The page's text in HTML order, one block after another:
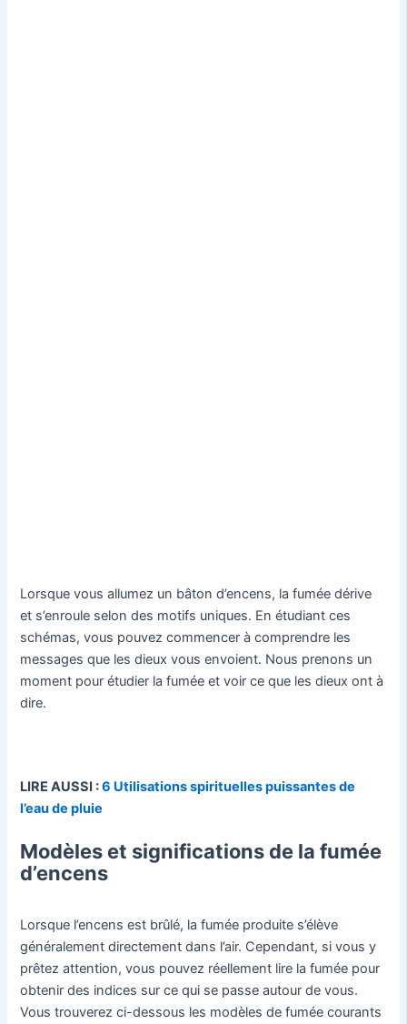
Lorsque vous allumez un bâton d’encens, la fumée dérive
et s’enroule selon des motifs uniques. En étudiant ces
schémas, vous pouvez commencer à comprendre les
messages que les dieux vous envoient. Nous prenons un
moment pour étudier la fumée et voir ce que les dieux ont à
dire.
LIRE AUSSI :6 Utilisations spirituelles puissantes de
l’eau de pluie
Modèles et significations de la fumée
d’encens
Lorsque l’encens est brûlé, la fumée produite s’élève
généralement directement dans l’air. Cependant, si vous y
prêtez attention, vous pouvez réellement lire la fumée pour
obtenir des indices sur ce qui se passe autour de vous.
Vous trouverez ci-dessous les modèles de fumée courants